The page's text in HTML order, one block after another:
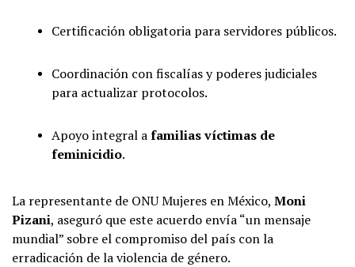
Certificación obligatoria para servidores públicos.
Coordinación con fiscalías y poderes judiciales
para actualizar protocolos.
Apoyo integral afamilias víctimas de
feminicidio.
La representante de ONU Mujeres en México, Moni
Pizani, aseguró que este acuerdo envía “un mensaje
mundial” sobre el compromiso del país con la
erradicación de la violencia de género.